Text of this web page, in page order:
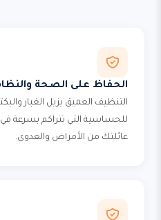
الحفاظ على الصحة
التنظيف العميق يزيل الغبار
للحساسية التي تتراكم بسرعة في
عائلتك من الأمراض والعدوى.